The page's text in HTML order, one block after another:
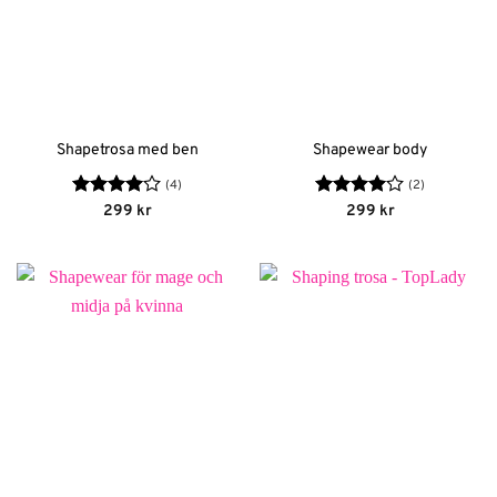
Shapetrosa med ben
Betygsatt
(4)
299 kr
Shapewear body
Betygsatt
(2)
299 kr